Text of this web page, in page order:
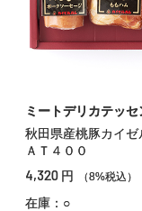
ミートデリカテッ
秋田県産桃豚カイ
ＡＴ４００
4,320 円 （8%税込）
在庫：○